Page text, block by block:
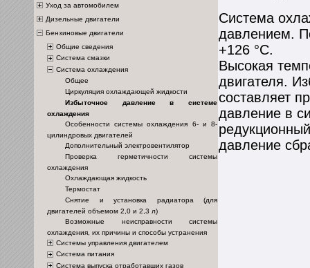
Уход за автомобилем
Дизельные двигатели
Бензиновые двигатели
Общие сведения
Система смазки
Система охлаждения
Общее
Циркуляция охлаждающей жидкости
Избыточное давление в системе
охлаждения
Особенности системы охлаждения 6- и 8-
цилиндровых двигателей
Дополнительный электровентилятор
Проверка герметичности системы
охлаждения
Охлаждающая жидкость
Термостат
Снятие и установка радиатора (для
двигателей объемом 2,0 и 2,3 л)
Возможные неисправности системы
охлаждения, их причины и способы устранения
Системы управления двигателем
Система питания
Система выпуска отработавших газов
Система
давлением.
+126 °С.
Высокая
двигателя.
составляет
давление в
давление